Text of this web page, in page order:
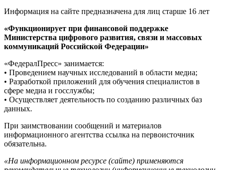
Информация на сайте предназначена для лиц старше 16 лет
«Функционирует при финансовой поддержке
Министерства цифрового развития, связи и массовых
коммуникаций Российской Федерации»
«ФедералПресс» занимается:
• Проведением научных исследований в области медиа;
• Разработкой приложений для обучения специалистов в
сфере медиа и госслужбы;
• Осуществляет деятельность по созданию различных баз
данных.
При заимствовании сообщений и материалов
информационного агентства ссылка на первоисточник
обязательна.
«На информационном ресурсе (сайте) применяются